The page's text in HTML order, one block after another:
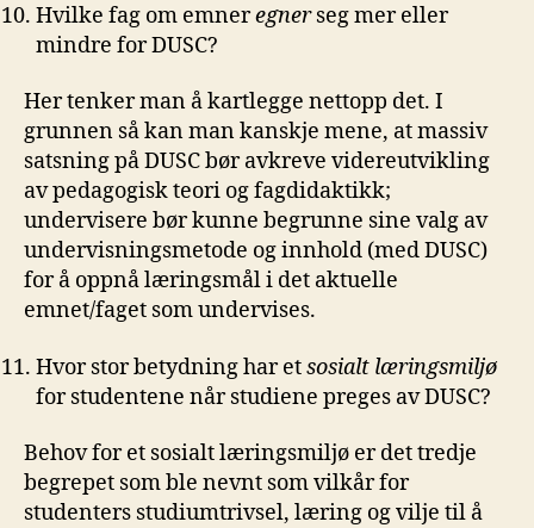
Hvilke fag om emneregnerseg mer eller
mindre for DUSC?
Her tenker man å kartlegge nettopp det. I
grunnen så kan man kanskje mene, at massiv
satsning på DUSC bør avkreve videreutvikling
av pedagogisk teori og fagdidaktikk;
undervisere bør kunne begrunne sine valg av
undervisningsmetode og innhold (med DUSC)
for å oppnå læringsmål i det aktuelle
emnet/faget som undervises.
Hvor stor betydning har etsosialt læringsmiljø
for studentene når studiene preges av DUSC?
Behov for et sosialt læringsmiljø er det tredje
begrepet som ble nevnt som vilkår for
studenters studiumtrivsel, læring og vilje til å